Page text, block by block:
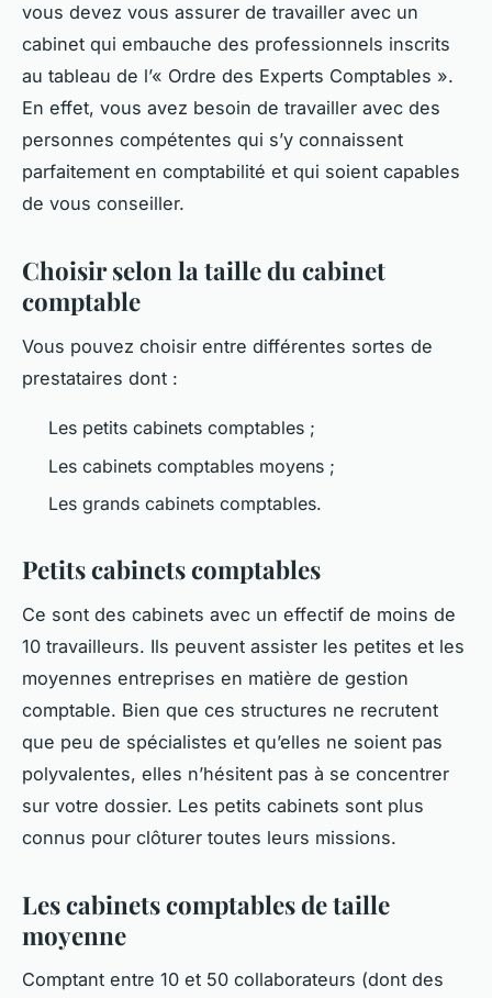
vous devez vous assurer de travailler avec un
cabinet qui embauche des professionnels inscrits
au tableau de l’« Ordre des Experts Comptables ».
En effet, vous avez besoin de travailler avec des
personnes compétentes qui s’y connaissent
parfaitement en comptabilité et qui soient capables
de vous conseiller.
Choisir selon la taille du cabinet
comptable
Vous pouvez choisir entre différentes sortes de
prestataires dont :
Les petits cabinets comptables ;
Les cabinets comptables moyens ;
Les grands cabinets comptables.
Petits cabinets comptables
Ce sont des cabinets avec un effectif de moins de
10 travailleurs. Ils peuvent assister les petites et les
moyennes entreprises en matière de gestion
comptable. Bien que ces structures ne recrutent
que peu de spécialistes et qu’elles ne soient pas
polyvalentes, elles n’hésitent pas à se concentrer
sur votre dossier. Les petits cabinets sont plus
connus pour clôturer toutes leurs missions.
Les cabinets comptables de taille
moyenne
Comptant entre 10 et 50 collaborateurs (dont des